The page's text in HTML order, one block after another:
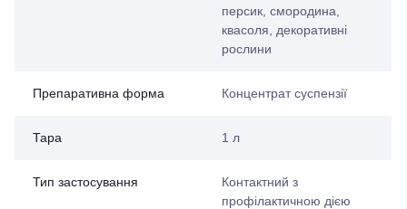
персик, смородина,
квасоля, декоративні
рослини
Препаративна форма Концентрат суспензії
Тара 1 л
Тип застосування
Контактний з
профілактичною дією